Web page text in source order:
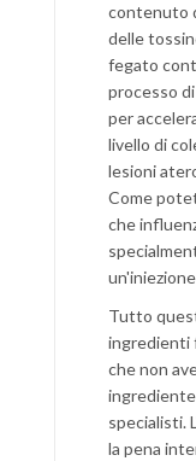
contenuto
delle
fegato
processo
per
livello di
lesioni
Come
che
Tutto
ingredienti
che non
specialisti.
la pena